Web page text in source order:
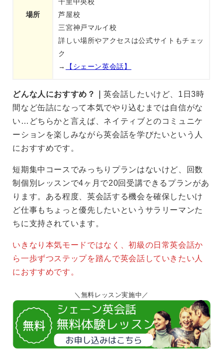
場所
千里中央校
芦屋校
三宮神戸マルイ校
詳しい場所やアクセスは公式サイトもチェッ
ク
→
【シェーン英会話】
どんな人におすすめ？｜英会話したいけど、1日3時
間など缶詰になって本気でやり込むまでは自信がな
い…どちらかと言えば、ネイティブとのコミュニケ
ーションを楽しみながら英会話を学びたいという人
におすすめです。
短期集中コースでみっちりプランはないけど、回数
制個別レッスンで4ヶ月で20回受講できるプランがあ
ります。ある程度、英会話する機会を確保したいけ
ど仕事もちょっと優先したいというサラリーマンた
ちに支持されています。
いきなり本気モードではなく、初級の日常英会話か
ら一歩ずつステップを踏んで英会話していきたい人
におすすめです。
無料レッスン実施中